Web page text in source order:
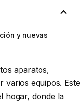
y nuevas
aparatos,
varios equipos. Este
hogar, donde la